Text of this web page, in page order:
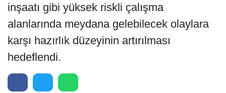
inşaatı gibi yüksek riskli çalışma
alanlarında meydana gelebilecek olaylara
karşı hazırlık düzeyinin artırılması
hedeflendi.